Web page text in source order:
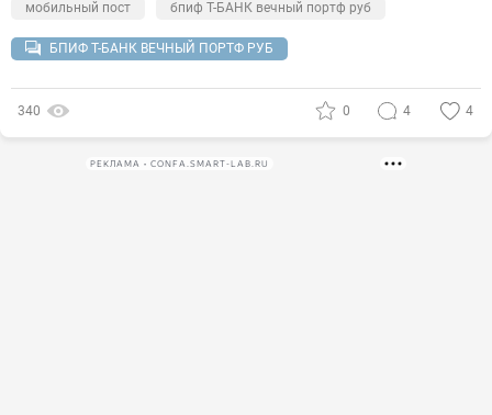
мобильный пост бпиф Т-БАНК вечный портф руб
БПИФ Т-БАНК ВЕЧНЫЙ ПОРТФ РУБ
340 0 4 4
РЕКЛАМА • CONFA.SMART-LAB.RU